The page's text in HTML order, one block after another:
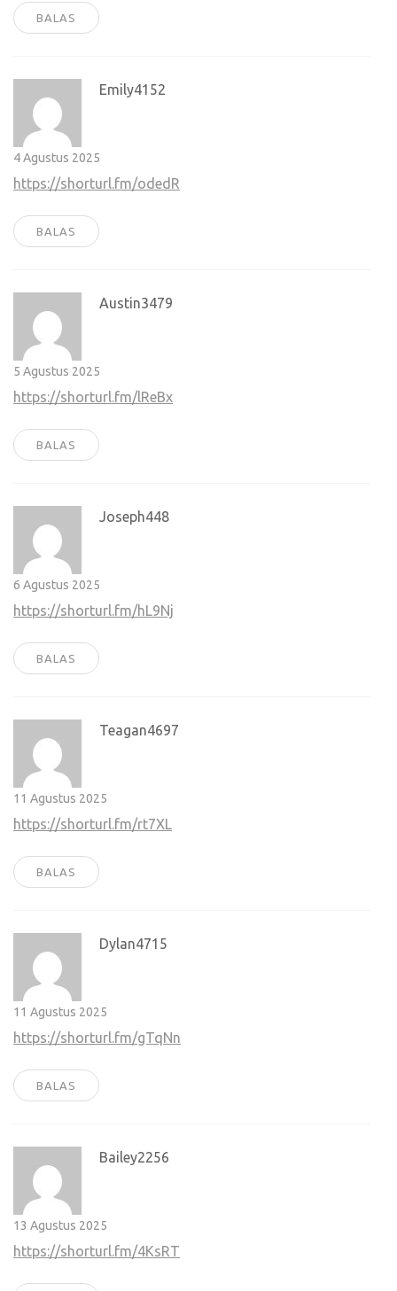
BALAS
Emily4152
4 Agustus 2025
https://shorturl.fm/odedR
BALAS
Austin3479
5 Agustus 2025
https://shorturl.fm/lReBx
BALAS
Joseph448
6 Agustus 2025
https://shorturl.fm/hL9Nj
BALAS
Teagan4697
11 Agustus 2025
https://shorturl.fm/rt7XL
BALAS
Dylan4715
11 Agustus 2025
https://shorturl.fm/gTqNn
BALAS
Bailey2256
13 Agustus 2025
https://shorturl.fm/4KsRT